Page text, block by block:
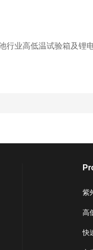
行业高低温试验箱及
紫
高
快